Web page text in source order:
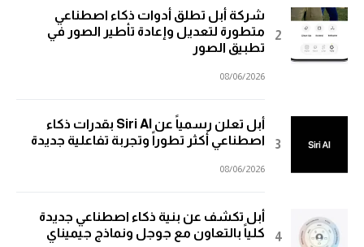
شركة أبل تطلق أدوات ذكاء اصطناعي
متطورة لتعديل وإعادة تأطير الصور في
تطبيق الصور
08/06/2026
أبل تعلن رسمياً عن Siri AI بقدرات ذكاء
اصطناعي أكثر تطوراً وتجربة تفاعلية جديدة
08/06/2026
أبل تكشف عن بنية ذكاء اصطناعي جديدة
كلياً بالتعاون مع جوجل ونماذج جيميناي